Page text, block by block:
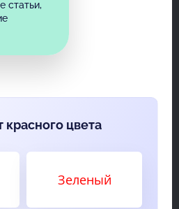
статьи,
красного цвета
Зеленый